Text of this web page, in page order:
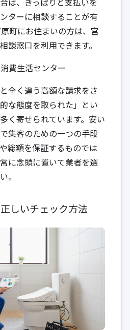
ターに相談することが有
町にお住まいの方は、宮
談窓口を利用できます。
費生活センター
全く違う高額な請求をさ
な態度を取られた」とい
く寄せられています。安い
集客のための一つの手段
総額を保証するものでは
に念頭に置いて業者を選
。
しいチェック方法